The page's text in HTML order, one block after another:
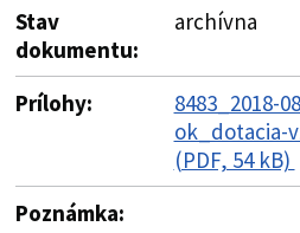
Stav
dokumentu:
archívna
Prílohy:
8483_2018-
ok_dotacia-
(PDF, 54 kB)
Poznámka: